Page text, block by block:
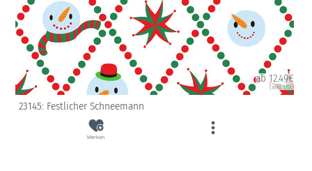
ab 12.49€
(inkl. USt)
23145: Festlicher Schneemann
Merken